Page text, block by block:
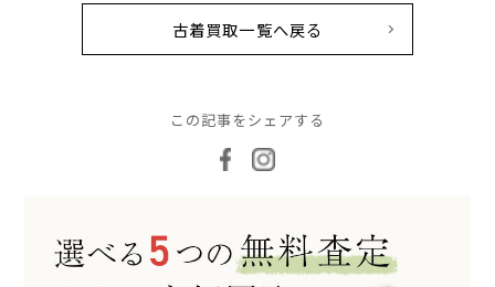
古着買取一覧へ戻る
この記事をシェアする